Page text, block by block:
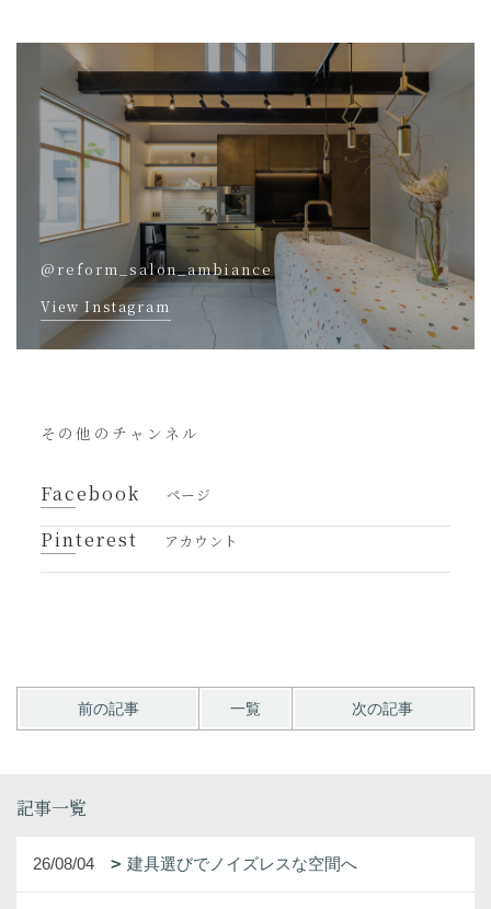
@reform_salon_ambiance
View Instagram
その他のチャンネル
Facebook ページ
Pinterest アカウント
前の記事 一覧 次の記事
記事一覧
26/08/04 建具選びでノイズレスな空間へ